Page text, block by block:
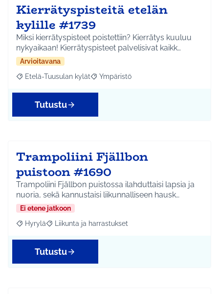
Kierrätyspisteitä etelän
kylille #1739
Miksi kierrätyspisteet poistettiin? Kierrätys kuuluu
nykyaikaan! Kierrätyspisteet palvelisivat kaikk…
Arvioitavana
Rajaa tulokset aihepiirin mukaan: Etelä-Tuusulan kylät
Etelä-Tuusulan kylät Rajaa tulokset teeman mukaan:
Ympäristö
Tutustu
Trampoliini Fjällbon
puistoon #1690
Trampoliini Fjällbon puistossa ilahduttaisi lapsia ja
nuoria, sekä kannustaisi liikunnalliseen hausk…
Ei etene jatkoon
Rajaa tulokset aihepiirin mukaan: Hyrylä
Hyrylä Rajaa tulokset teeman mukaan: Liikunta ja
Liikunta ja harrastukset
Tutustu